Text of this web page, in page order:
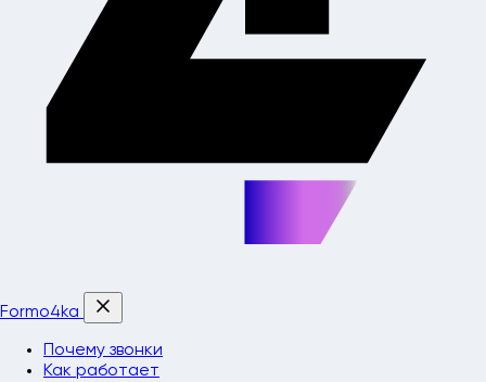
Formo4ka
Почему звонки
Как работает